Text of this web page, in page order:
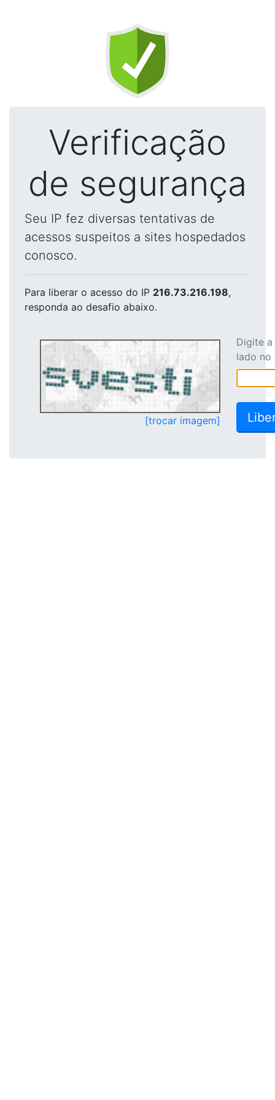
Verificação
de segurança
Seu IP fez diversas tentativas de
acessos suspeitos a sites hospedados
conosco.
Para liberar o acesso do IP 216.73.216.198,
responda ao desafio abaixo.
[trocar imagem]
Digite
lado no